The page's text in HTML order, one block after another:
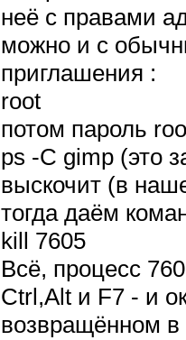
неё с правами
можно и с
приглашения :
root
потом пароль
ps -C gimp (это
выскочит (в
тогда даём
kill 7605
Всё, процесс
Ctrl,Alt и F7 - и
возвращённом в